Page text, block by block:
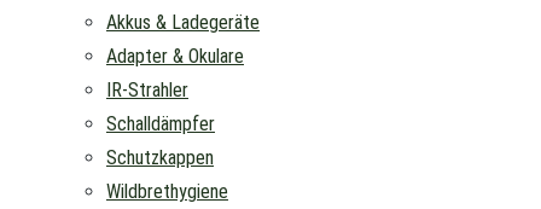
Akkus & Ladegeräte
Adapter & Okulare
IR-Strahler
Schalldämpfer
Schutzkappen
Wildbrethygiene